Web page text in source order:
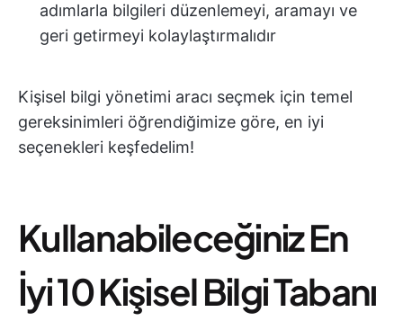
adımlarla bilgileri düzenlemeyi, aramayı ve
geri getirmeyi kolaylaştırmalıdır
Kişisel bilgi yönetimi aracı seçmek için temel
gereksinimleri öğrendiğimize göre, en iyi
seçenekleri keşfedelim!
Kullanabileceğiniz En
İyi 10 Kişisel Bilgi Tabanı